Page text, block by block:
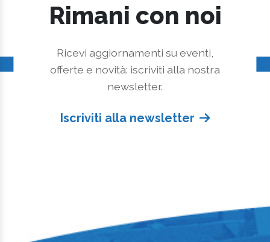
Rimani con noi
Ricevi aggiornamenti su eventi,
offerte e novità: iscriviti alla nostra
newsletter.
Iscriviti alla newsletter